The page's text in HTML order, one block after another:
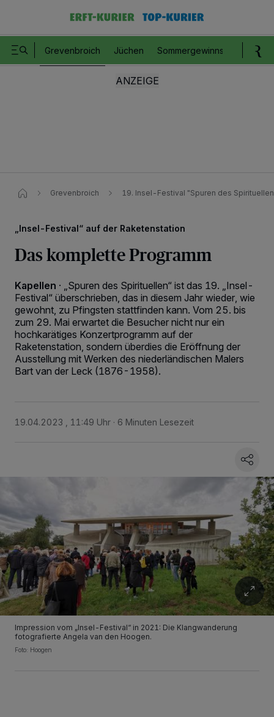
Grevenbroich Jüchen Sommergewinnspiel
Grevenbroich 19. Insel-Festival "Spuren des
„Insel-Festival“ auf der Raketenstation
Das komplette Programm
Kapellen · „Spuren des Spirituellen“ ist das 19. „Insel-
Festival“ überschrieben, das in diesem Jahr wieder, wie
gewohnt, zu Pfingsten stattfinden kann. Vom 25. bis
zum 29. Mai erwartet die Besucher nicht nur ein
hochkarätiges Konzertprogramm auf der
Raketenstation, sondern überdies die Eröffnung der
Ausstellung mit Werken des niederländischen Malers
Bart van der Leck (1876-1958).
19.04.2023 , 11:49 Uhr 6 Minuten Lesezeit
Impression vom „Insel-Festival“ in 2021: Die Klangwanderung
fotografierte Angela van den Hoogen.
Foto: Hoogen